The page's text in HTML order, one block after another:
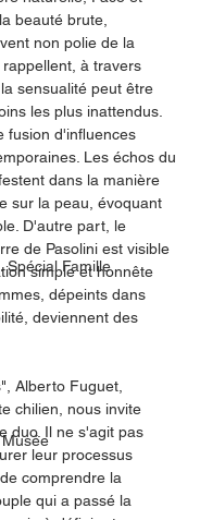
Spécial Famille
beauté brute,
non polie de la
à travers
sensualité peut être
les plus inattendus.
fusion d'influences
Les échos du
dans la manière
sur la peau, évoquant
D'autre part, le
de Pasolini est visible
simple et honnête
dépeints dans
deviennent des
Alberto Fuguet,
chilien, nous invite
duo. Il ne s'agit pas
leur processus
comprendre la
qui a passé la